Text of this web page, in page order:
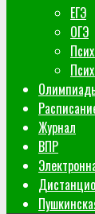
ЕГЭ
ОГЭ
Журнал
ВПР